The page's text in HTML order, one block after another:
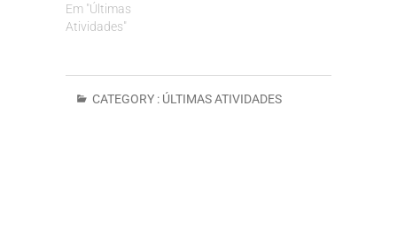
Em "Últimas
Atividades"
CATEGORY : ÚLTIMAS ATIVIDADES